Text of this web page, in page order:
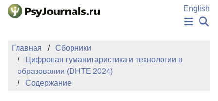
Перейти к основному содержанию
English
НОВОСТИ
АВТОРЫ
ПОДАТЬ РУКОПИСЬ
Главная
Сборники
Цифровая гуманитаристика и технологии в
образовании (DHTE 2024)
Содержание